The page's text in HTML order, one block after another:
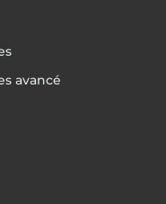
avancé